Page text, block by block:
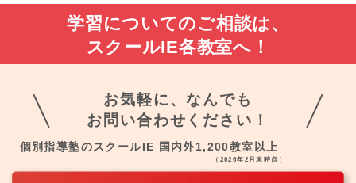
学習についてのご相談は、
スクールIE各教室へ！
お気軽に、なんでも
お問い合わせください！
個別指導塾のスクールIE 国内外1,200教室以上
（2026年2月末時点）